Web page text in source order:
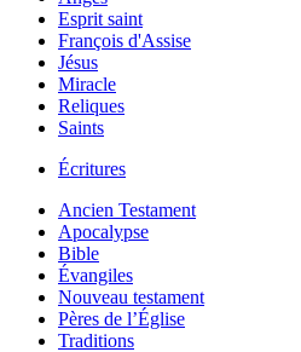
Esprit saint
François d'Assise
Jésus
Miracle
Reliques
Saints
Écritures
Ancien Testament
Apocalypse
Bible
Évangiles
Nouveau testament
Pères de l’Église
Traditions